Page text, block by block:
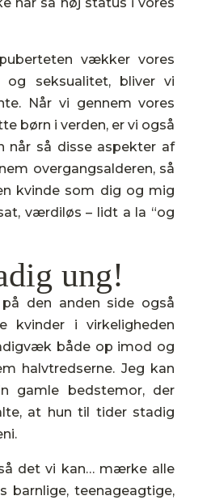
vækker vores
og seksualitet, bliver vi
Når vi gennem vores
børn i verden, er vi også
når så disse aspekter af
overgangsalderen, så
kvinde som dig og mig
værdiløs – lidt a la “og
ung!
den anden side også
kvinder i virkeligheden
både op imod og
halvtredserne. Jeg kan
gamle bedstemor, der
at hun til tider stadig
det vi kan… mærke alle
barnlige, teenageagtige,